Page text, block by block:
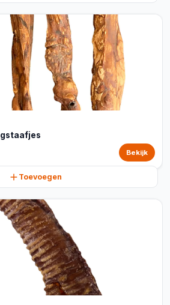
Bekijk
Toevoegen